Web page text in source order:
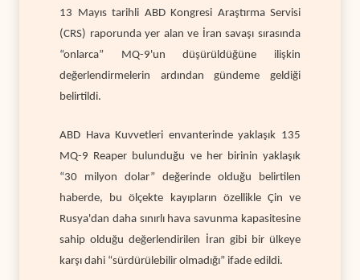
13 Mayıs tarihli ABD Kongresi Araştırma Servisi
(CRS) raporunda yer alan ve İran savaşı sırasında
“onlarca” MQ-9'un düşürüldüğüne ilişkin
değerlendirmelerin ardından gündeme geldiği
belirtildi.
ABD Hava Kuvvetleri envanterinde yaklaşık 135
MQ-9 Reaper bulunduğu ve her birinin yaklaşık
“30 milyon dolar” değerinde olduğu belirtilen
haberde, bu ölçekte kayıpların özellikle Çin ve
Rusya'dan daha sınırlı hava savunma kapasitesine
sahip olduğu değerlendirilen İran gibi bir ülkeye
karşı dahi “sürdürülebilir olmadığı” ifade edildi.